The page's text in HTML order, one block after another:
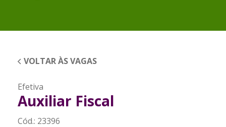
VOLTAR ÀS VAGAS
Efetiva
Auxiliar Fiscal
Cód.: 23396